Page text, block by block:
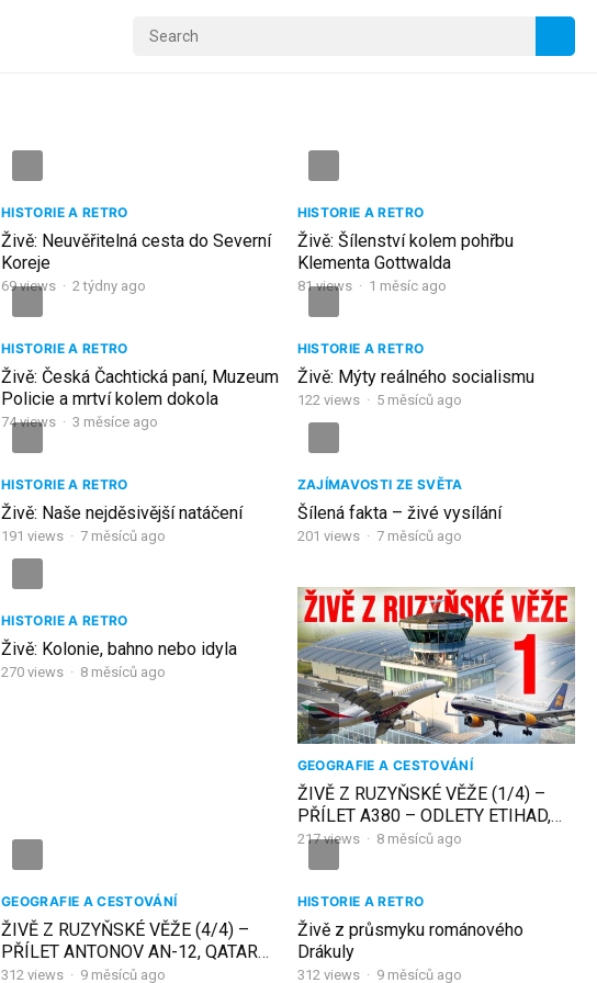
HISTORIE A RETRO
Živě: Neuvěřitelná cesta do Severní
Koreje
69views · 2 týdny ago
HISTORIE A RETRO
Živě: Šílenství kolem pohřbu
Klementa Gottwalda
81views · 1 měsíc ago
HISTORIE A RETRO
Živě: Česká Čachtická paní, Muzeum
Policie a mrtví kolem dokola
74views · 3 měsíce ago
HISTORIE A RETRO
Živě: Mýty reálného socialismu
122views · 5 měsíců ago
HISTORIE A RETRO
Živě: Naše nejděsivější natáčení
191 views · 7 měsíců ago
ZAJÍMAVOSTI ZE SVĚTA
Šílená fakta – živé vysílání
201 views · 7 měsíců ago
HISTORIE A RETRO
Živě: Kolonie, bahno nebo idyla
270 views · 8 měsíců ago
GEOGRAFIE A CESTOVÁNÍ
ŽIVĚ Z RUZYŇSKÉ VĚŽE (1/4) –
PŘÍLET A380 – ODLETY ETIHAD,
CHINA AIRLINES, DELTA
217views · 8 měsíců ago
GEOGRAFIE A CESTOVÁNÍ
ŽIVĚ Z RUZYŇSKÉ VĚŽE (4/4) –
PŘÍLET ANTONOV AN-12, QATAR
CARGO 777F
312 views · 9 měsíců ago
HISTORIE A RETRO
Živě z průsmyku románového
Drákuly
312 views · 9 měsíců ago